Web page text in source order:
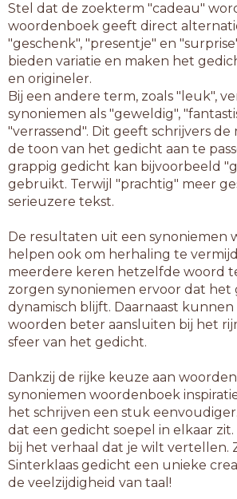
Stel dat de zoekterm "cadeau"
woordenboek geeft direct
"geschenk", "presentje" en
bieden variatie en maken het
en origineler.
Bij een andere term, zoals "leuk",
synoniemen als "geweldig",
"verrassend". Dit geeft schrijvers
de toon van het gedicht aan te
grappig gedicht kan bijvoorbeeld
gebruikt. Terwijl "prachtig" meer
serieuzere tekst.
De resultaten uit een synoniemen
helpen ook om herhaling te
meerdere keren hetzelfde woord
zorgen synoniemen ervoor dat het
dynamisch blijft. Daarnaast kunnen
woorden beter aansluiten bij het
sfeer van het gedicht.
Dankzij de rijke keuze aan
synoniemen woordenboek
het schrijven een stuk
dat een gedicht soepel in elkaar
bij het verhaal dat je wilt vertellen.
Sinterklaas gedicht een unieke
de veelzijdigheid van taal!